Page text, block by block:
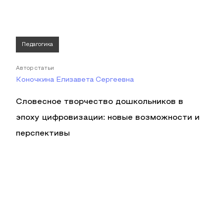
Педагогика
Автор статьи
Коночкина Елизавета Сергеевна
Словесное творчество дошкольников в
эпоху цифровизации: новые возможности и
перспективы